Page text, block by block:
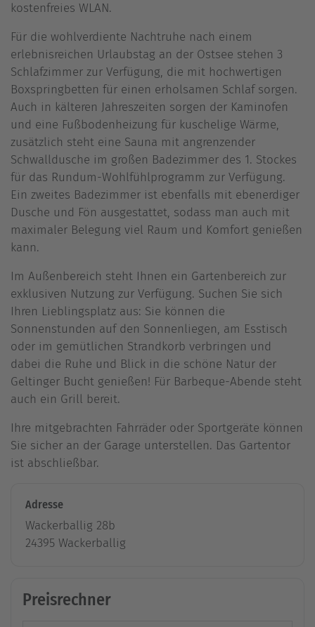
kostenfreies WLAN.
Für die wohlverdiente Nachtruhe nach einem
erlebnisreichen Urlaubstag an der Ostsee stehen 3
Schlafzimmer zur Verfügung, die mit hochwertigen
Boxspringbetten für einen erholsamen Schlaf sorgen.
Auch in kälteren Jahreszeiten sorgen der Kaminofen
und eine Fußbodenheizung für kuschelige Wärme,
zusätzlich steht eine Sauna mit angrenzender
Schwalldusche im großen Badezimmer des 1. Stockes
für das Rundum-Wohlfühlprogramm zur Verfügung.
Ein zweites Badezimmer ist ebenfalls mit ebenerdiger
Dusche und Fön ausgestattet, sodass man auch mit
maximaler Belegung viel Raum und Komfort genießen
kann.
Im Außenbereich steht Ihnen ein Gartenbereich zur
exklusiven Nutzung zur Verfügung. Suchen Sie sich
Ihren Lieblingsplatz aus: Sie können die
Sonnenstunden auf den Sonnenliegen, am Esstisch
oder im gemütlichen Strandkorb verbringen und
dabei die Ruhe und Blick in die schöne Natur der
Geltinger Bucht genießen! Für Barbeque-Abende steht
auch ein Grill bereit.
Ihre mitgebrachten Fahrräder oder Sportgeräte können
Sie sicher an der Garage unterstellen. Das Gartentor
ist abschließbar.
Adresse
Wackerballig 28b
24395 Wackerballig
Preisrechner